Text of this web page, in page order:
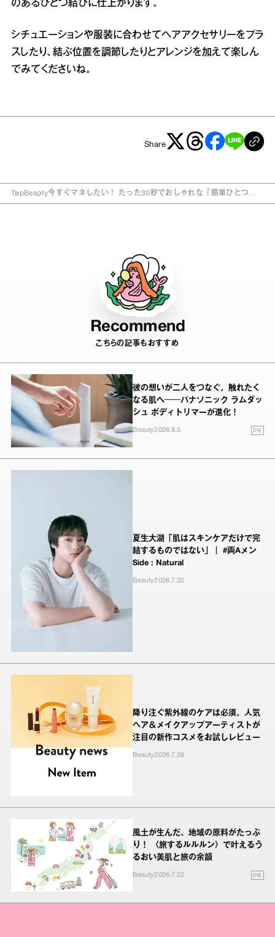
のあるひとつ結びに仕上がります。
シチュエーションや服装に合わせてヘアアクセサリーをプラ
スしたり、結ぶ位置を調節したりとアレンジを加えて楽しん
でみてくださいね。
Share
TopBeauty今すぐマネしたい！ たった30秒でおしゃれな「簡単ひとつ結
Recommend
こちらの記事もおすすめ
彼の想いが二人をつなぐ。触れたく
なる肌へ──パナソニック ラムダッ
シュ ボディトリマーが進化！
Beauty2026.8.5 PR
夏生大湖「肌はスキンケアだけで完
結するものではない」｜ #両Aメン
Side : Natural
Beauty2026.7.30
降り注ぐ紫外線のケアは必須。人気
ヘア＆メイクアップアーティストが
注目の新作コスメをお試しレビュー
Beauty2026.7.26
風土が生んだ、地域の原料がたっぷ
り！ 〈旅するルルルン〉で叶えるう
るおい美肌と旅の余韻
Beauty2026.7.22 PR